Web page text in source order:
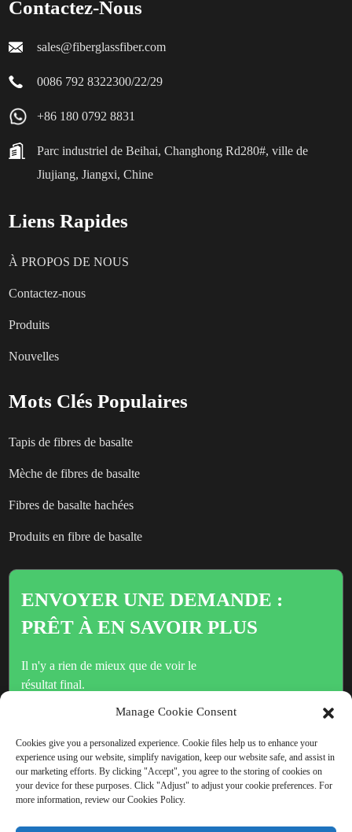
Contactez-Nous
sales@fiberglassfiber.com
0086 792 8322300/22/29
+86 180 0792 8831
Parc industriel de Beihai, Changhong Rd280#, ville de
Jiujiang, Jiangxi, Chine
Liens Rapides
À PROPOS DE NOUS
Contactez-nous
Produits
Nouvelles
Mots Clés Populaires
Tapis de fibres de basalte
Mèche de fibres de basalte
Fibres de basalte hachées
Produits en fibre de basalte
ENVOYER UNE DEMANDE :
PRÊT À EN SAVOIR PLUS
Il n'y a rien de mieux que de voir le
résultat final.
Cliquez ici pour toute demande de renseignements
Manage Cookie Consent
Cookies give you a personalized experience. Cookie files help us to enhance your
experience using our website, simplify navigation, keep our website safe, and assist in
our marketing efforts. By clicking "Accept", you agree to the storing of cookies on
your device for these purposes. Click "Adjust" to adjust your cookie preferences. For
more information, review our Cookies Policy.